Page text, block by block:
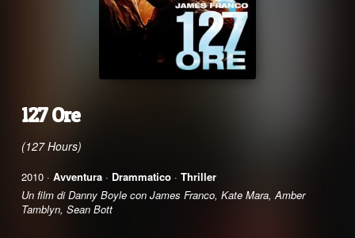
127 Ore
(127 Hours)
2010 · Avventura· Drammatico· Thriller
Un film di Danny Boyle con James Franco, Kate Mara, Amber
Tamblyn, Sean Bott